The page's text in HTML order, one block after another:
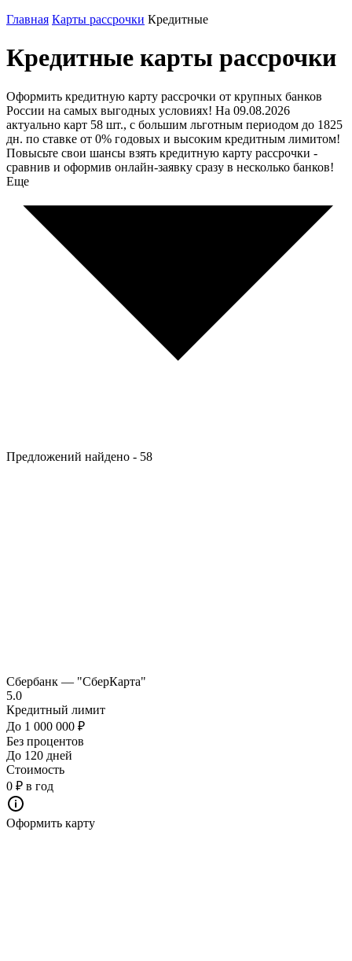
Главная Карты рассрочки Кредитные
Кредитные карты рассрочки
Оформить кредитную карту рассрочки от крупных банков
России на самых выгодных условиях! На 09.08.2026
актуально карт 58 шт., с большим льготным периодом до 1825
дн. по ставке от 0% годовых и высоким кредитным лимитом!
Повысьте свои шансы взять кредитную карту рассрочки -
сравнив и оформив онлайн-заявку сразу в несколько банков!
Еще
Предложений найдено - 58
Сбербанк — "СберКарта"
5.0
Кредитный лимит
До 1 000 000 ₽
Без процентов
До 120 дней
Стоимость
0 ₽ в год
Оформить карту